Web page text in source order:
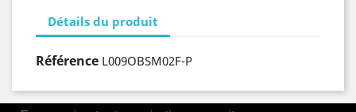
Détails du produit
Référence L009OBSM02F-P